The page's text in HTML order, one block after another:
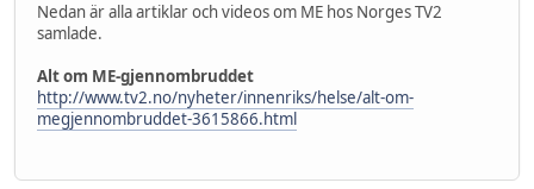
Nedan är alla artiklar och videos om ME hos Norges TV2
samlade.
Alt om ME-gjennombruddet
http://www.tv2.no/nyheter/innenriks/helse/alt-om-
megjennombruddet-3615866.html